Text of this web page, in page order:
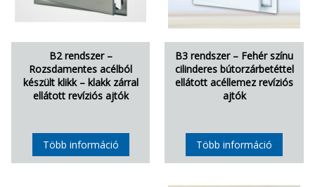
B2 rendszer –
Rozsdamentes acélból
készült klikk – klakk zárral
ellátott revíziós ajtók
Több információ
B3 rendszer – Fehér színu
cilinderes bútorzárbetéttel
ellátott acéllemez revíziós
ajtók
Több információ